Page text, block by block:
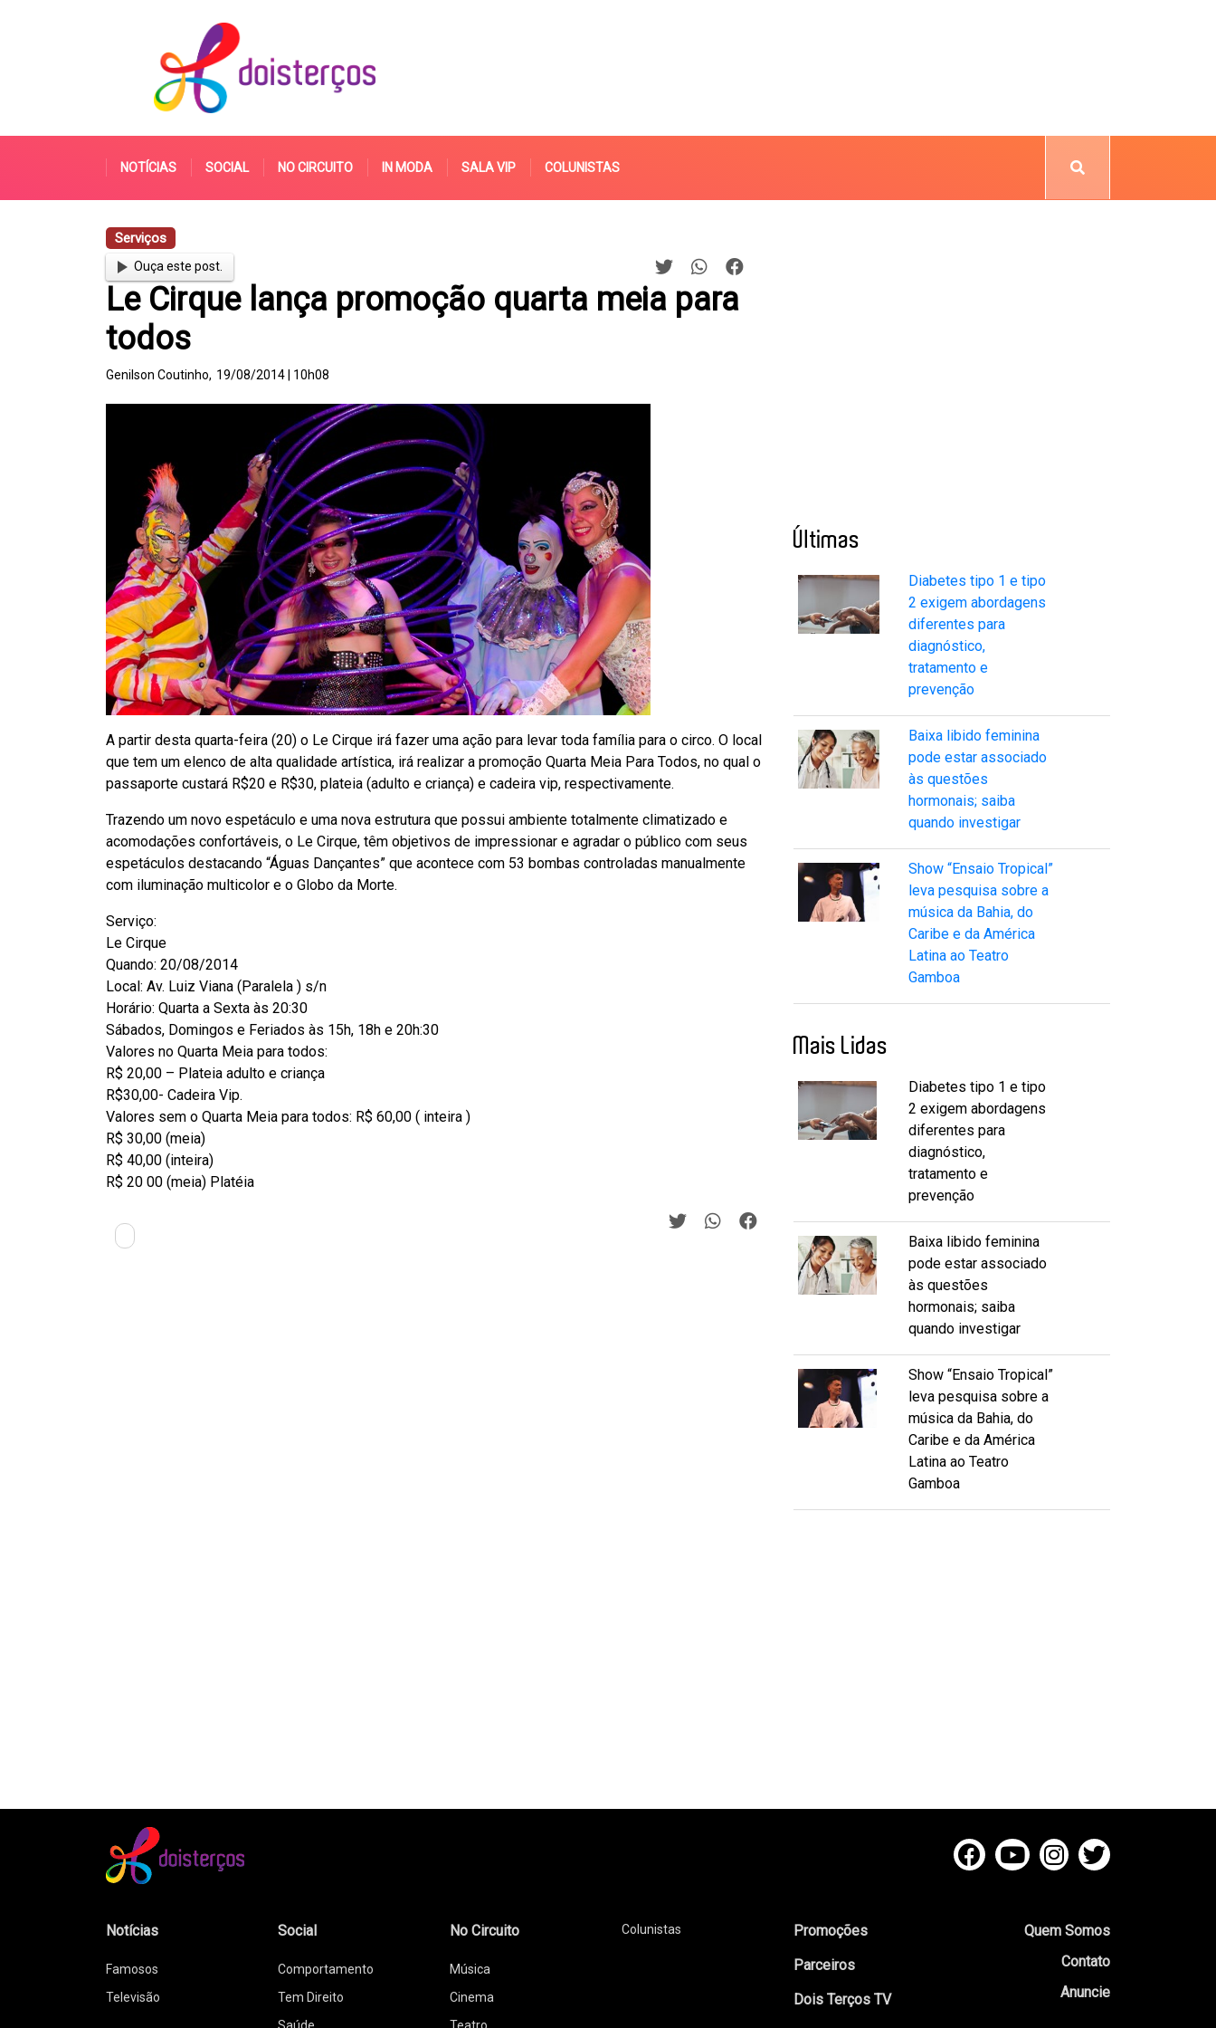
NOTÍCIAS SOCIAL NO CIRCUITO IN MODA SALA VIP COLUNISTAS
Serviços
Ouça este post.
Le Cirque lança promoção quarta meia para
todos
Genilson Coutinho, 19/08/2014 | 10h08
A partir desta quarta-feira (20) o Le Cirque irá fazer uma ação para levar toda família para o circo. O local
que tem um elenco de alta qualidade artística, irá realizar a promoção Quarta Meia Para Todos, no qual o
passaporte custará R$20 e R$30, plateia (adulto e criança) e cadeira vip, respectivamente.
Trazendo um novo espetáculo e uma nova estrutura que possui ambiente totalmente climatizado e
acomodações confortáveis, o Le Cirque, têm objetivos de impressionar e agradar o público com seus
espetáculos destacando “Águas Dançantes” que acontece com 53 bombas controladas manualmente
com iluminação multicolor e o Globo da Morte.
Serviço:
Le Cirque
Quando: 20/08/2014
Local: Av. Luiz Viana (Paralela ) s/n
Horário: Quarta a Sexta às 20:30
Sábados, Domingos e Feriados às 15h, 18h e 20h:30
Valores no Quarta Meia para todos:
R$ 20,00 – Plateia adulto e criança
R$30,00- Cadeira Vip.
Valores sem o Quarta Meia para todos: R$ 60,00 ( inteira )
R$ 30,00 (meia)
R$ 40,00 (inteira)
R$ 20 00 (meia) Platéia
Últimas
Diabetes tipo 1 e tipo
2 exigem abordagens
diferentes para
diagnóstico,
tratamento e
prevenção
Baixa libido feminina
pode estar associado
às questões
hormonais; saiba
quando investigar
Show “Ensaio Tropical”
leva pesquisa sobre a
música da Bahia, do
Caribe e da América
Latina ao Teatro
Gamboa
Mais Lidas
Diabetes tipo 1 e tipo
2 exigem abordagens
diferentes para
diagnóstico,
tratamento e
prevenção
Baixa libido feminina
pode estar associado
às questões
hormonais; saiba
quando investigar
Show “Ensaio Tropical”
leva pesquisa sobre a
música da Bahia, do
Caribe e da América
Latina ao Teatro
Gamboa
Notícias
Famosos
Televisão
Social
Comportamento
Tem Direito
Saúde
No Circuito
Música
Cinema
Teatro
Colunistas
Promoções
Parceiros
Dois Terços TV
Quem Somos
Contato
Anuncie